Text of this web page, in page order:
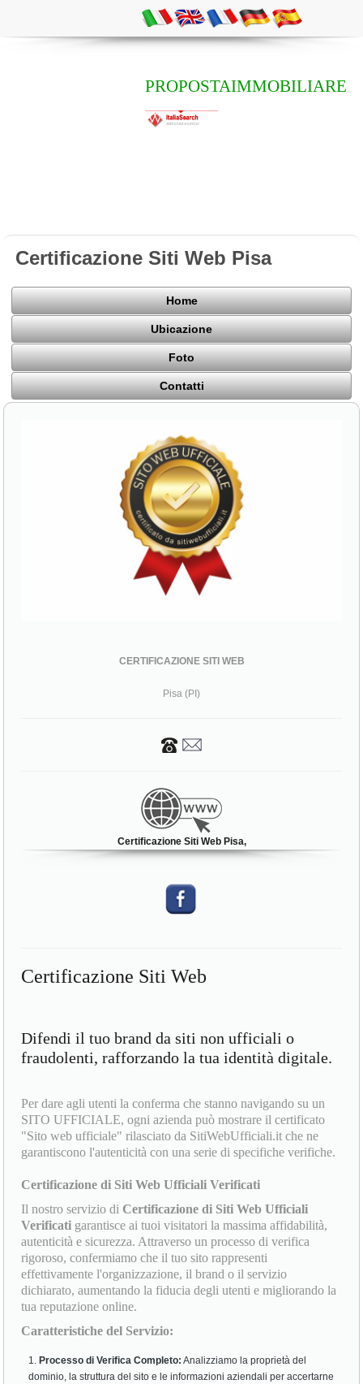
PROPOSTAIMMOBILIARE
Certificazione Siti Web Pisa
Home
Ubicazione
Foto
Contatti
CERTIFICAZIONE SITI WEB
Pisa (PI)
Certificazione Siti Web Pisa,
Certificazione Siti Web
Difendi il tuo brand da siti non ufficiali o
fraudolenti, rafforzando la tua identità digitale.
Per dare agli utenti la conferma che stanno navigando su un
SITO UFFICIALE, ogni azienda può mostrare il certificato
"Sito web ufficiale" rilasciato da SitiWebUfficiali.it che ne
garantiscono l'autenticità con una serie di specifiche verifiche.
Certificazione di Siti Web Ufficiali Verificati
Il nostro servizio di Certificazione di Siti Web Ufficiali
Verificati garantisce ai tuoi visitatori la massima affidabilità,
autenticità e sicurezza. Attraverso un processo di verifica
rigoroso, confermiamo che il tuo sito rappresenti
effettivamente l'organizzazione, il brand o il servizio
dichiarato, aumentando la fiducia degli utenti e migliorando la
tua reputazione online.
Caratteristiche del Servizio:
Processo di Verifica Completo: Analizziamo la proprietà del
dominio, la struttura del sito e le informazioni aziendali per accertarne